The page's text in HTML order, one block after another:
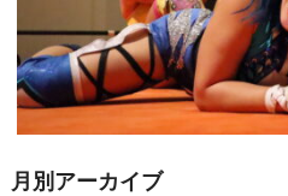
月別アーカイブ